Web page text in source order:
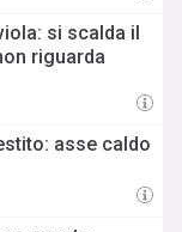
si scalda il
riguarda
asse caldo